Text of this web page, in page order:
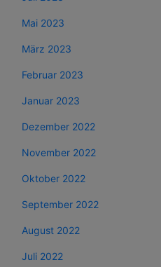
Mai 2023
März 2023
Februar 2023
Januar 2023
Dezember 2022
November 2022
Oktober 2022
September 2022
August 2022
Juli 2022